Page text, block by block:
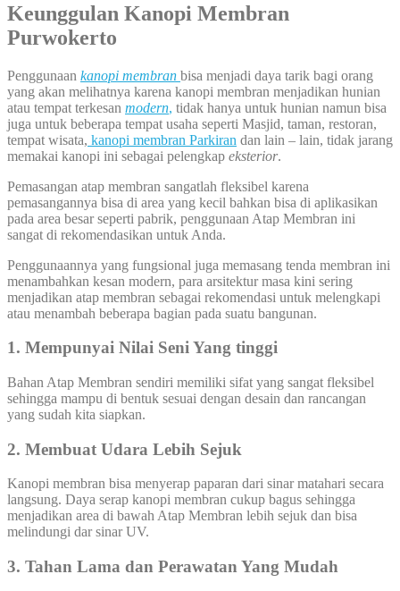
Keunggulan Kanopi Membran
Purwokerto
Penggunaan kanopi membran bisa menjadi daya tarik bagi orang
yang akan melihatnya karena kanopi membran menjadikan hunian
atau tempat terkesan modern, tidak hanya untuk hunian namun bisa
juga untuk beberapa tempat usaha seperti Masjid, taman, restoran,
tempat wisata, kanopi membran Parkiran dan lain – lain, tidak jarang
memakai kanopi ini sebagai pelengkap eksterior.
Pemasangan atap membran sangatlah fleksibel karena
pemasangannya bisa di area yang kecil bahkan bisa di aplikasikan
pada area besar seperti pabrik, penggunaan Atap Membran ini
sangat di rekomendasikan untuk Anda.
Penggunaannya yang fungsional juga memasang tenda membran ini
menambahkan kesan modern, para arsitektur masa kini sering
menjadikan atap membran sebagai rekomendasi untuk melengkapi
atau menambah beberapa bagian pada suatu bangunan.
1. Mempunyai Nilai Seni Yang tinggi
Bahan Atap Membran sendiri memiliki sifat yang sangat fleksibel
sehingga mampu di bentuk sesuai dengan desain dan rancangan
yang sudah kita siapkan.
2. Membuat Udara Lebih Sejuk
Kanopi membran bisa menyerap paparan dari sinar matahari secara
langsung. Daya serap kanopi membran cukup bagus sehingga
menjadikan area di bawah Atap Membran lebih sejuk dan bisa
melindungi dar sinar UV.
3. Tahan Lama dan Perawatan Yang Mudah